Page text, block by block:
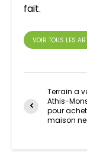
fait.
VOIR TOUS LES
Terrain a
Athis-
pour
maison